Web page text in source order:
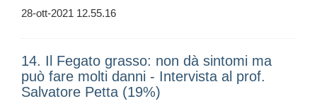
28-ott-2021 12.55.16
14. Il Fegato grasso: non dà sintomi ma
può fare molti danni - Intervista al prof.
Salvatore Petta (19%)